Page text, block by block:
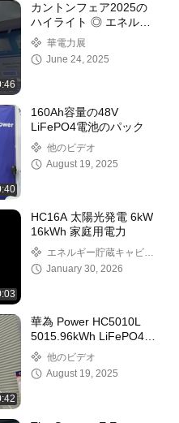
カントンフェア2025の
ハイライト ◎ エネルギ
ー貯蔵ソリューションの
要約
華電力展
June 24, 2025
160Ah容量の48V
LiFePO4電池のパック
他のビデオ
August 19, 2025
HC16A 太陽光発電 6kW
16kWh 家庭用電力
エネルギー貯蔵キャビネ
ットJanuary 30, 2026
華為 Power HC5010L
5015.96kWh LiFePO4
液体冷却エネルギー貯蔵
システム
他のビデオ
August 19, 2025